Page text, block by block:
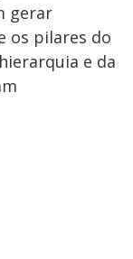
gerar
os pilares do
e da